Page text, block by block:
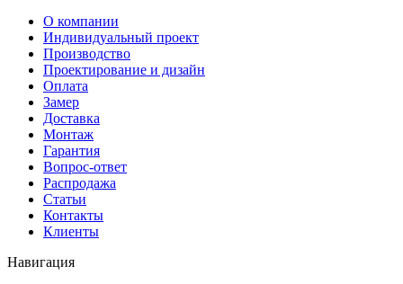
О компании
Индивидуальный проект
Производство
Проектирование и дизайн
Оплата
Замер
Доставка
Монтаж
Гарантия
Вопрос-ответ
Распродажа
Статьи
Контакты
Клиенты
Навигация